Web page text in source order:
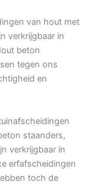
van hout met
verkrijgbaar in
beton
tegen ons
en
staanders,
verkrijgbaar in
erfafscheidingen
toch de